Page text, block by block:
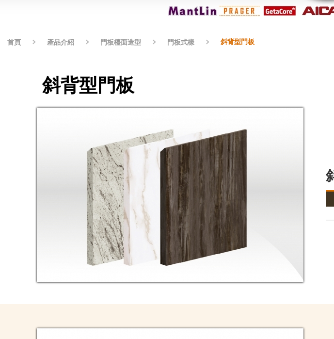
首頁 產品介紹 門板檯面造型 門板式樣 斜背型門板
斜背型門板